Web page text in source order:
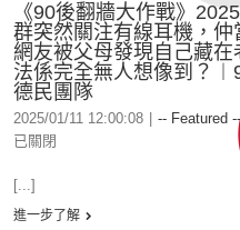
《90後翻牆大作戰》
群突然關注有線耳機，
網友被父母發現自己藏
法係完全無人想像到？
德民團隊
2025/01/11 12:00:08 -- Featured --
已關閉
[...]
進一步了解